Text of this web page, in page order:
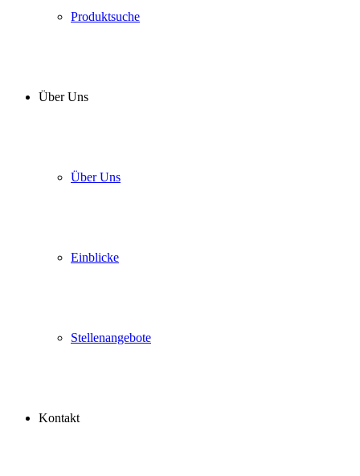
Produktsuche
Über Uns
Über Uns
Einblicke
Stellenangebote
Kontakt